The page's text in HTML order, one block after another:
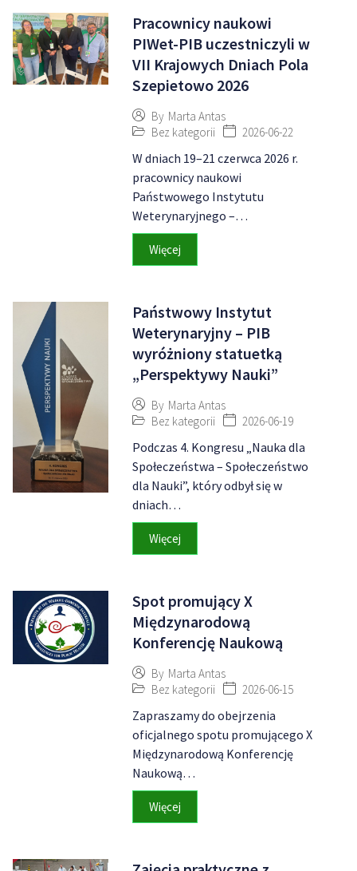
Pracownicy naukowi
PIWet-PIB uczestniczyli w
VII Krajowych Dniach Pola
Szepietowo 2026
By Marta Antas
Bez kategorii
2026-06-22
W dniach 19–21 czerwca 2026 r.
pracownicy naukowi
Państwowego Instytutu
Weterynaryjnego –…
Więcej
Państwowy Instytut
Weterynaryjny – PIB
wyróżniony statuetką
„Perspektywy Nauki”
By Marta Antas
Bez kategorii
2026-06-19
Podczas 4. Kongresu „Nauka dla
Społeczeństwa – Społeczeństwo
dla Nauki”, który odbył się w
dniach…
Więcej
Spot promujący X
Międzynarodową
Konferencję Naukową
By Marta Antas
Bez kategorii
2026-06-15
Zapraszamy do obejrzenia
oficjalnego spotu promującego X
Międzynarodową Konferencję
Naukową…
Więcej